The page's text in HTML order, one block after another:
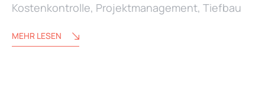
Kostenkontrolle, Projektmanagement, Tiefbau
MEHR LESEN